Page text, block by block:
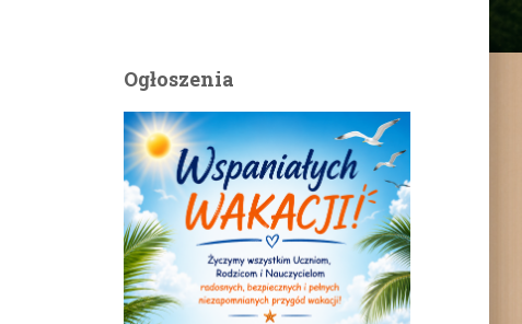
Ogłoszenia